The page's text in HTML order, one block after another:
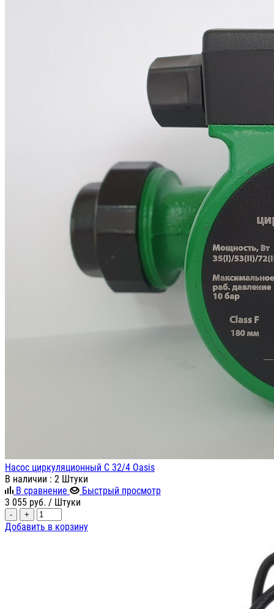
Насос циркуляционный С 32/4 Oasis
В наличии : 2 Штуки
В сравнение
Быстрый просмотр
3 055 руб. / Штуки
- +
Добавить в корзину